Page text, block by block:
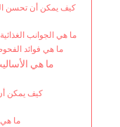
كيف يمكن أن تحسن
ما هي الجوانب
ما هي فوائد
ما هي
كيف يمكن أن
ما هي